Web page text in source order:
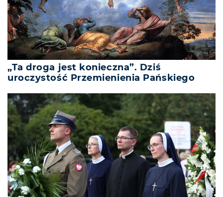
„Ta droga jest konieczna”. Dziś
uroczystość Przemienienia Pańskiego